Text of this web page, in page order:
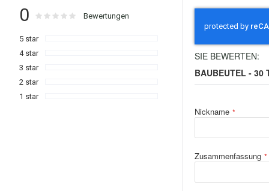
0 Rating: % of100
Bewertungen
5 star
4 star
3 star
2 star
1 star
SIE BEWERTEN:
BAUBEUTEL - 30
Nickname
Zusammenfassung